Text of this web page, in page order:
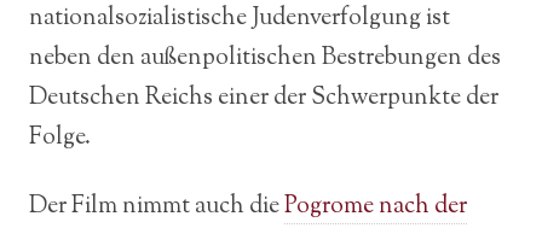
nationalsozialistische Judenverfolgung ist
neben den außenpolitischen Bestrebungen des
Deutschen Reichs einer der Schwerpunkte der
Folge.
Der Film nimmt auch diePogrome nach der